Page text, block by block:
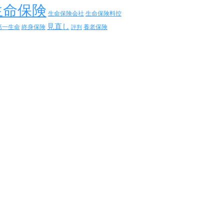
保険 生命保険会社 生命保険料控
一生命 終身保険 見直し 評判 養老保険